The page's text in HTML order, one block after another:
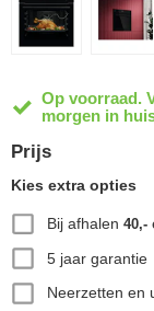
Op voorraad.
morgen in
Prijs
Kies extra opties
Bij afhalen 40,-
5 jaar garantie
Neerzetten en